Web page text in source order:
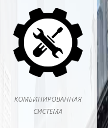
КОМБИНИРОВАННАЯ
СИСТЕМА